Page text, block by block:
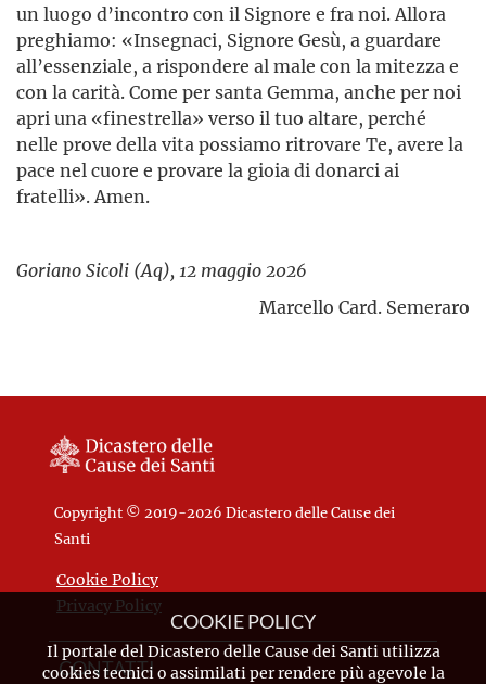
un luogo d’incontro con il Signore e fra noi. Allora
preghiamo: «Insegnaci, Signore Gesù, a guardare
all’essenziale, a rispondere al male con la mitezza e
con la carità. Come per santa Gemma, anche per noi
apri una «finestrella» verso il tuo altare, perché
nelle prove della vita possiamo ritrovare Te, avere la
pace nel cuore e provare la gioia di donarci ai
fratelli». Amen.
Goriano Sicoli (Aq), 12 maggio 2026
Marcello Card. Semeraro
Copyright © 2019-2026 Dicastero delle Cause dei
Santi
Cookie Policy
Privacy Policy
CONTATTI
COOKIE POLICY
Il portale del Dicastero delle Cause dei Santi utilizza
cookies tecnici o assimilati per rendere più agevole la